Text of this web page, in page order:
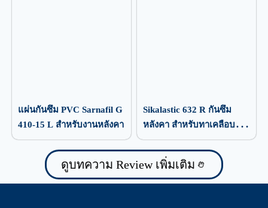
แผ่นกันซึม PVC Sarnafil G
410-15 L สำหรับงานหลังคา
Sikalastic 632 R กันซึม
หลังคา สำหรับทาเคลือบ
ป้องกันน้ำรั่วซึม
ดูบทความ Review เพิ่มเติม